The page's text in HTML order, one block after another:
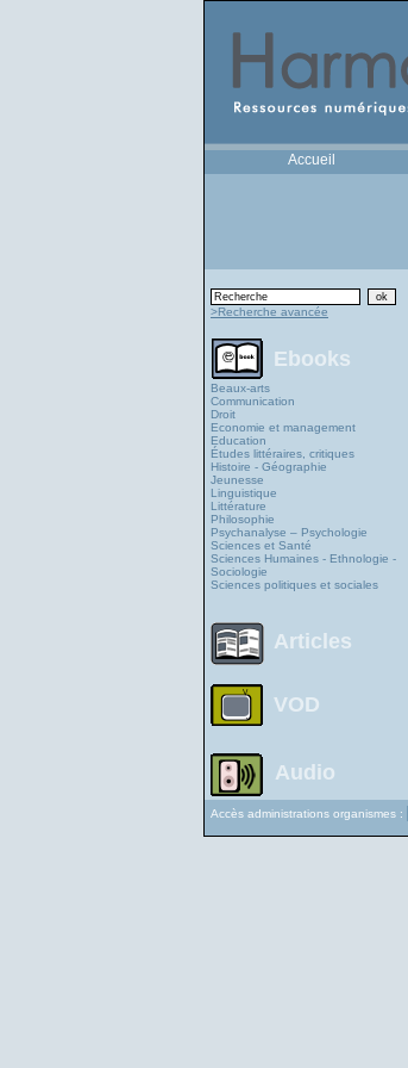
Accueil
>Recherche avancée
Ebooks
Beaux-arts
Communication
Droit
Economie et management
Education
Études littéraires, critiques
Histoire - Géographie
Jeunesse
Linguistique
Littérature
Philosophie
Psychanalyse – Psychologie
Sciences et Santé
Sciences Humaines - Ethnologie -
Sociologie
Sciences politiques et sociales
Articles
VOD
Audio
Accès administrations organismes :